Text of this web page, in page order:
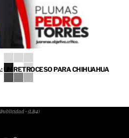
RETROCESO PARA CHIHUAHUA
- (LB4)